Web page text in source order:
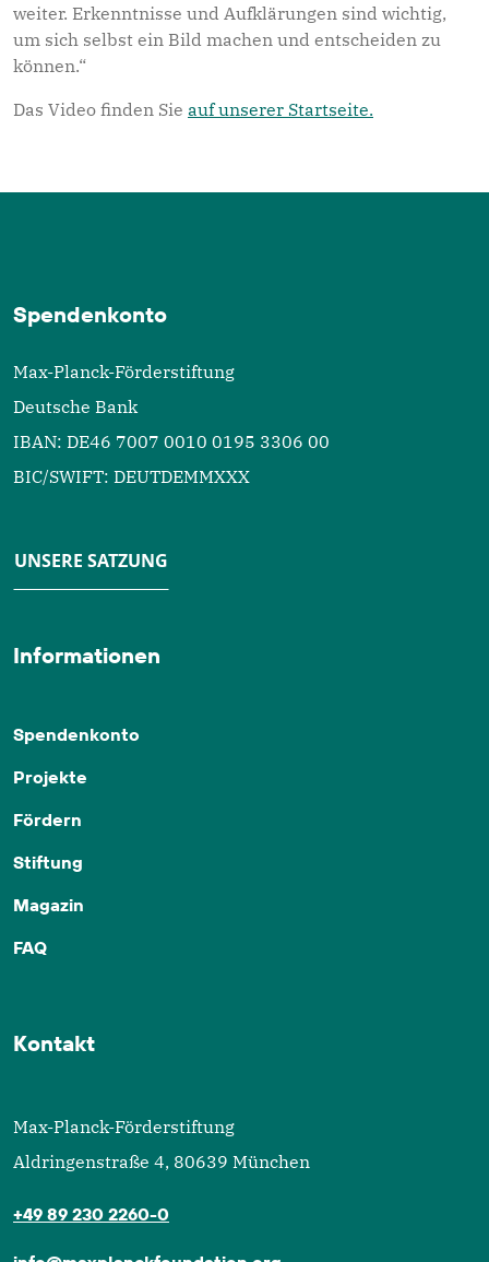
weiter. Erkenntnisse und Aufklärungen sind wichtig,
um sich selbst ein Bild machen und entscheiden zu
können.“
Das Video finden Sie auf unserer Startseite.
Spendenkonto
Max-Planck-Förderstiftung
Deutsche Bank
IBAN: DE46 7007 0010 0195 3306 00
BIC/SWIFT: DEUTDEMMXXX
UNSERE SATZUNG
Informationen
Spendenkonto
Projekte
Fördern
Stiftung
Magazin
FAQ
Kontakt
Max-Planck-Förderstiftung
Aldringenstraße 4, 80639 München
+49 89 230 2260-0